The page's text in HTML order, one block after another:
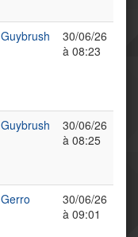
Guybrush
30/06/26
à 08:23
Guybrush
30/06/26
à 08:25
Gerro
30/06/26
à 09:01